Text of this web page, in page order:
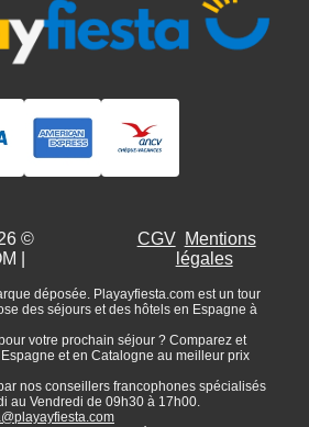
©
CGV
Mentions
légales
déposée. Playayfiesta.com est un tour
des séjours et des hôtels en Espagne à
votre prochain séjour ? Comparez et
et en Catalogne au meilleur prix
nos conseillers francophones spécialisés
au Vendredi de 09h30 à 17h00.